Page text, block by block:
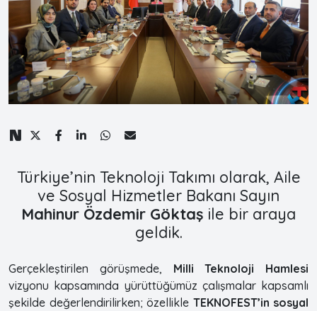
Türkiye’nin Teknoloji Takımı olarak, Aile
ve Sosyal Hizmetler Bakanı Sayın
Mahinur Özdemir Göktaş ile bir araya
geldik.
Gerçekleştirilen görüşmede, Milli Teknoloji Hamlesi
vizyonu kapsamında yürüttüğümüz çalışmalar kapsamlı
şekilde değerlendirilirken; özellikle TEKNOFEST’in sosyal